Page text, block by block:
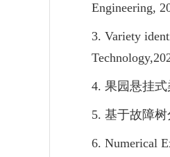
Engineering,
3. Variety
4. 果园悬挂
5. 基于故障
6. Numerical